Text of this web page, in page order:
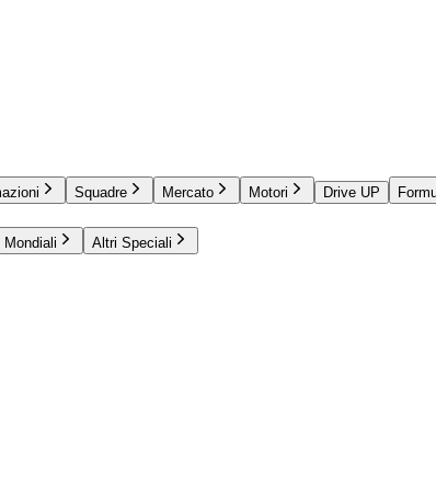
Squadre Mercato Motori Drive UP
Altri Speciali